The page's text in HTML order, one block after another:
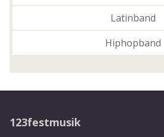
Latinband
Hiphopband
123festmusik